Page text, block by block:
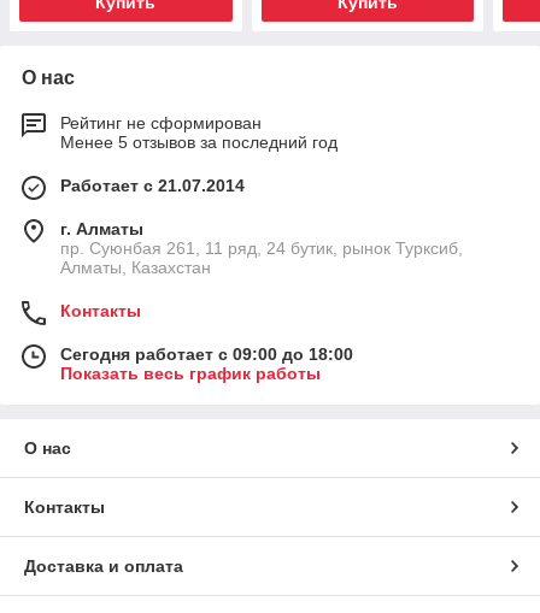
О нас
Рейтинг не сформирован
Менее 5 отзывов за последний год
Работает с 21.07.2014
г. Алматы
пр. Суюнбая 261, 11 ряд, 24 бутик, рынок Турксиб,
Алматы, Казахстан
Контакты
Сегодня работает с 09:00 до 18:00
Показать весь график работы
О нас
Контакты
Доставка и оплата